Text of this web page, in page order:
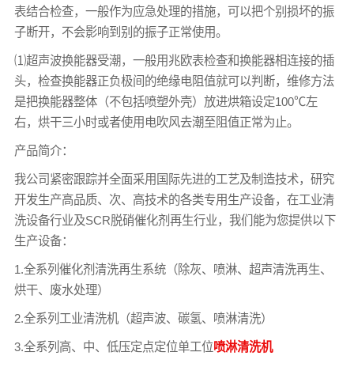
表结合检查，一般作为应急处理的措施，可以把个别损坏的振
子断开，不会影响到别的振子正常使用。
⑴超声波换能器受潮，一般用兆欧表检查和换能器相连接的插
头，检查换能器正负极间的绝缘电阻值就可以判断，维修方法
是把换能器整体（不包括喷塑外壳）放进烘箱设定100℃左
右，烘干三小时或者使用电吹风去潮至阻值正常为止。
产品简介：
我公司紧密跟踪并全面采用国际先进的工艺及制造技术，研究
开发生产高品质、次、高技术的各类专用生产设备，在工业清
洗设备行业及SCR脱硝催化剂再生行业，我们能为您提供以下
生产设备：
1.全系列催化剂清洗再生系统（除灰、喷淋、超声清洗再生、
烘干、废水处理）
2.全系列工业清洗机（超声波、碳氢、喷淋清洗）
3.全系列高、中、低压定点定位单工位喷淋清洗机